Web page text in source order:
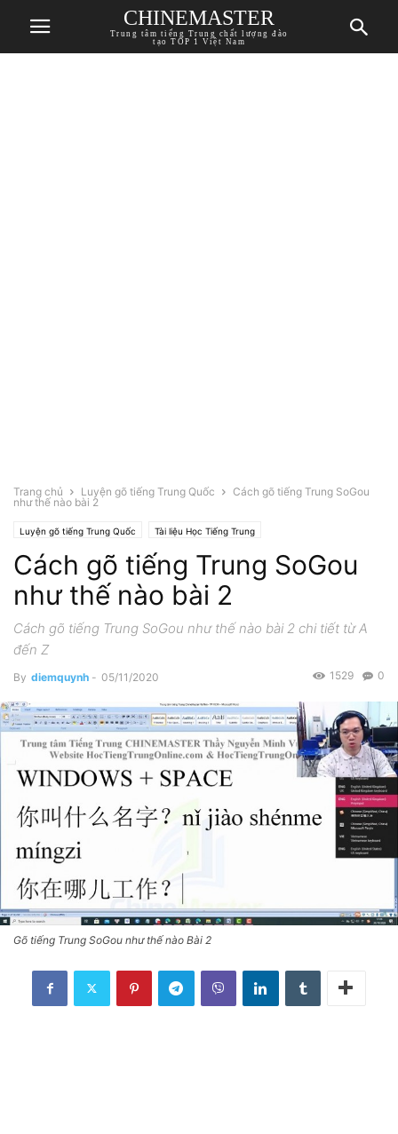
CHINEMASTER
Trung tâm tiếng Trung chất lượng đào
tạo TOP 1 Việt Nam
Trang chủ Luyện gõ tiếng Trung Quốc
Cách gõ tiếng Trung SoGou
như thế nào bài 2
Luyện gõ tiếng Trung Quốc Tài liệu Học Tiếng Trung
Cách gõ tiếng Trung SoGou
như thế nào bài 2
Cách gõ tiếng Trung SoGou như thế nào bài 2 chi tiết từ A
đến Z
By diemquynh - 05/11/2020 0
1529
Gõ tiếng Trung SoGou như thế nào Bài 2